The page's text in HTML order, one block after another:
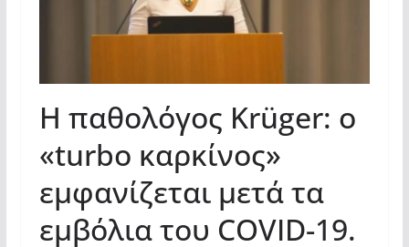
Η παθολόγος Krüger: ο
«turbo καρκίνος»
εμφανίζεται μετά τα
εμβόλια του COVID-19.